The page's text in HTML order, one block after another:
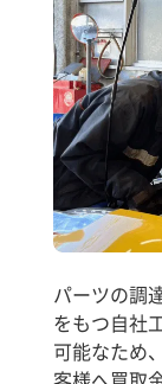
パーツの調
をもつ自社
可能なため